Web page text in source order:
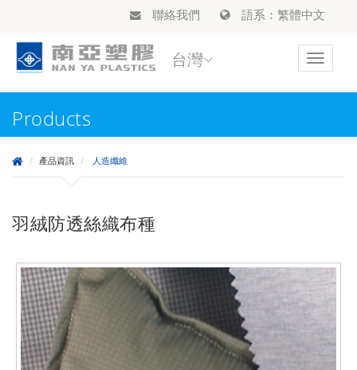
聯絡我們 語系：繁體中文
Toggle
台灣
Products
產品資訊 人造纖維
羽絨防透絲織布種